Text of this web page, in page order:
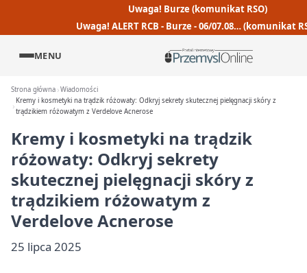
Uwaga! Burze (komunikat RSO)
Uwaga! ALERT RCB - Burze - 06/07.08… (komunikat
MENU
Strona główna Wiadomości
Kremy i kosmetyki na trądzik różowaty: Odkryj sekrety skutecznej pielęgnacji skóry z
trądzikiem różowatym z Verdelove Acnerose
Kremy i kosmetyki na trądzik
różowaty: Odkryj sekrety
skutecznej pielęgnacji skóry z
trądzikiem różowatym z
Verdelove Acnerose
25 lipca 2025